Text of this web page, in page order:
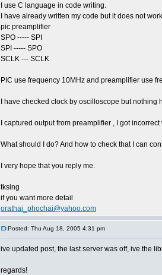
I use C language in code writing.
I have already written my code but it does not
pic preamplifier
SPO ----- SPI
SPI ----- SPO
SCLK --- SCLK
PIC use frequency 10MHz and preamplifier use
I have checked clock by oscilloscope but nothing
I captured output from preamplifier , I got
What should I do? And how to check that I can
I very hope that you reply me.
tksing
if you want more detail
orathai_phochai@yahoo.com
Posted: Thu Aug 18, 2005 4:31 pm
ive updated post, the last server was off, ive the
regards!